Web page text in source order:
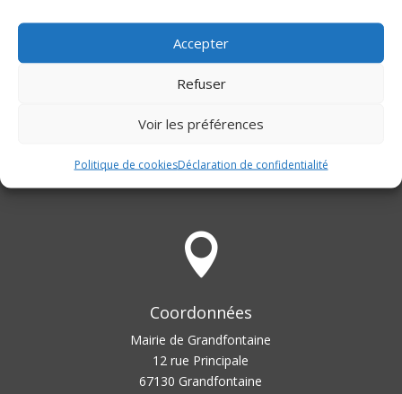
Accepter
Refuser
Voir les préférences
Politique de cookiesDéclaration de confidentialité
Suivant→

Coordonnées
Mairie de Grandfontaine
12 rue Principale
67130 Grandfontaine